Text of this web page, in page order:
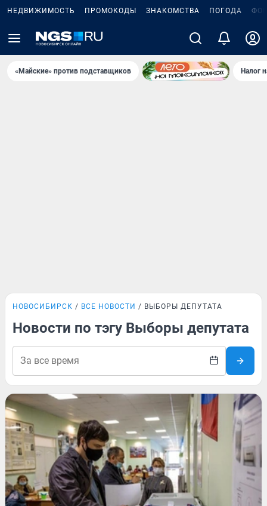
НЕДВИЖИМОСТЬ ПРОМОКОДЫ ЗНАКОМСТВА ПОГОДА
«Майские» против подставщиков Налог
НОВОСИБИРСК ВСЕ НОВОСТИ ВЫБОРЫ ДЕПУТАТА
Новости по тэгу Выборы депутата